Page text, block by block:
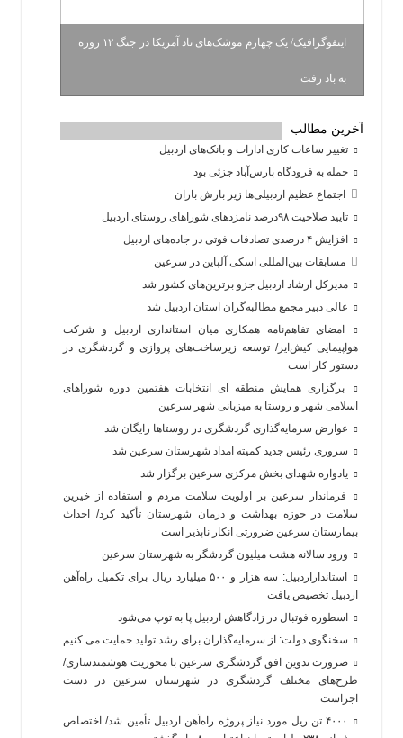
اینفوگرافیک/ یک چهارم موشک‌های تاد آمریکا در جنگ ۱۲ روزه
به باد رفت
آخرین مطالب
تغییر ساعات کاری ادارات و بانک‌های اردبیل
حمله به فرودگاه پارس‌‌آباد جزئی بود
اجتماع عظیم اردبیلی‌ها زیر بارش باران
تایید صلاحیت ۹۸درصد نامزدهای شوراهای روستای اردبیل
افزایش ۴ درصدی تصادفات فوتی در جاده‌های اردبیل
مسابقات بین‌المللی اسکی آلپاین در سرعین
مدیرکل ارشاد اردبیل جزو برترین‌های کشور شد
عالی دبیر مجمع مطالبه‌گران استان اردبیل شد
امضای تفاهم‌نامه همکاری میان استانداری اردبیل و شرکت
هواپیمایی کیش‌ایر/ توسعه زیرساخت‌های پروازی و گردشگری در
دستور کار است
برگزاری همایش منطقه ای انتخابات هفتمین دوره شوراهای
اسلامی شهر و روستا به میزبانی شهر سرعین
عوارض سرمایه‌گذاری گردشگری در روستاها رایگان شد
سروری رئیس جدید کمیته امداد شهرستان سرعین شد
یادواره شهدای بخش مرکزی سرعین برگزار شد
فرماندار سرعین بر اولویت سلامت مردم و استفاده از خیرین
سلامت در حوزه بهداشت و درمان شهرستان تأکید کرد/ احداث
بیمارستان سرعین ضرورتی انکار ناپذیر است
ورود سالانه هشت میلیون گردشگر به شهرستان سرعین
استانداراردبیل: سه هزار و ۵۰۰ میلیارد ریال برای تکمیل راه‌آهن
اردبیل تخصیص یافت
اسطوره فوتبال در زادگاهش اردبیل پا به توپ می‌شود
سخنگوی دولت: از سرمایه‌گذاران برای رشد تولید حمایت می کنیم
ضرورت تدوین افق گردشگری سرعین با محوریت هوشمندسازی/
طرح‌های مختلف گردشگری در شهرستان سرعین در دست
اجراست
۴۰۰۰ تن ریل مورد نیاز پروژه راه‌آهن اردبیل تأمین شد/ اختصاص